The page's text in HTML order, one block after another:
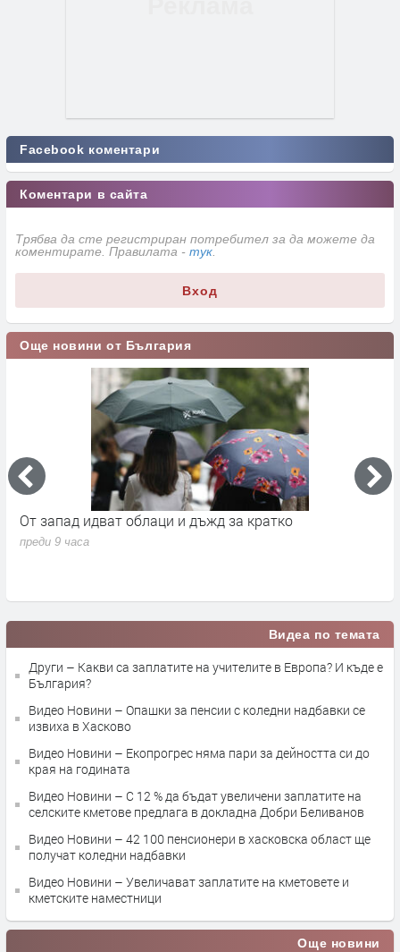
Facebook коментари
Коментари в сайта
Трябва да сте регистриран потребител за да можете да
коментирате. Правилата - тук
Вход
Още новини от България
Премиерът Радев: Дрон нахлу в българското
въздушно пространство и се взриви
Видеа по темата
Други – Какви са заплатите на учителите в Европа? И къде е
България?
Видео Новини – Опашки за пенсии с коледни надбавки се
извиха в Хасково
Видео Новини – Екопрогрес няма пари за дейността си до
края на годината
Видео Новини – С 12 % да бъдат увеличени заплатите на
селските кметове предлага в докладна Добри Беливанов
Видео Новини – 42 100 пенсионери в хасковска област ще
получат коледни надбавки
Видео Новини – Увеличават заплатите на кметовете и
кметските наместници
Още новини